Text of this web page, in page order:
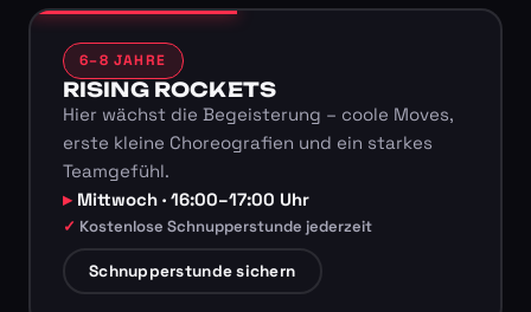
6–8 JAHRE
RISING ROCKETS
Hier wächst die Begeisterung – coole Moves,
erste kleine Choreografien und ein starkes
Teamgefühl.
Mittwoch · 16:00–17:00 Uhr
Kostenlose Schnupperstunde jederzeit
Schnupperstunde sichern